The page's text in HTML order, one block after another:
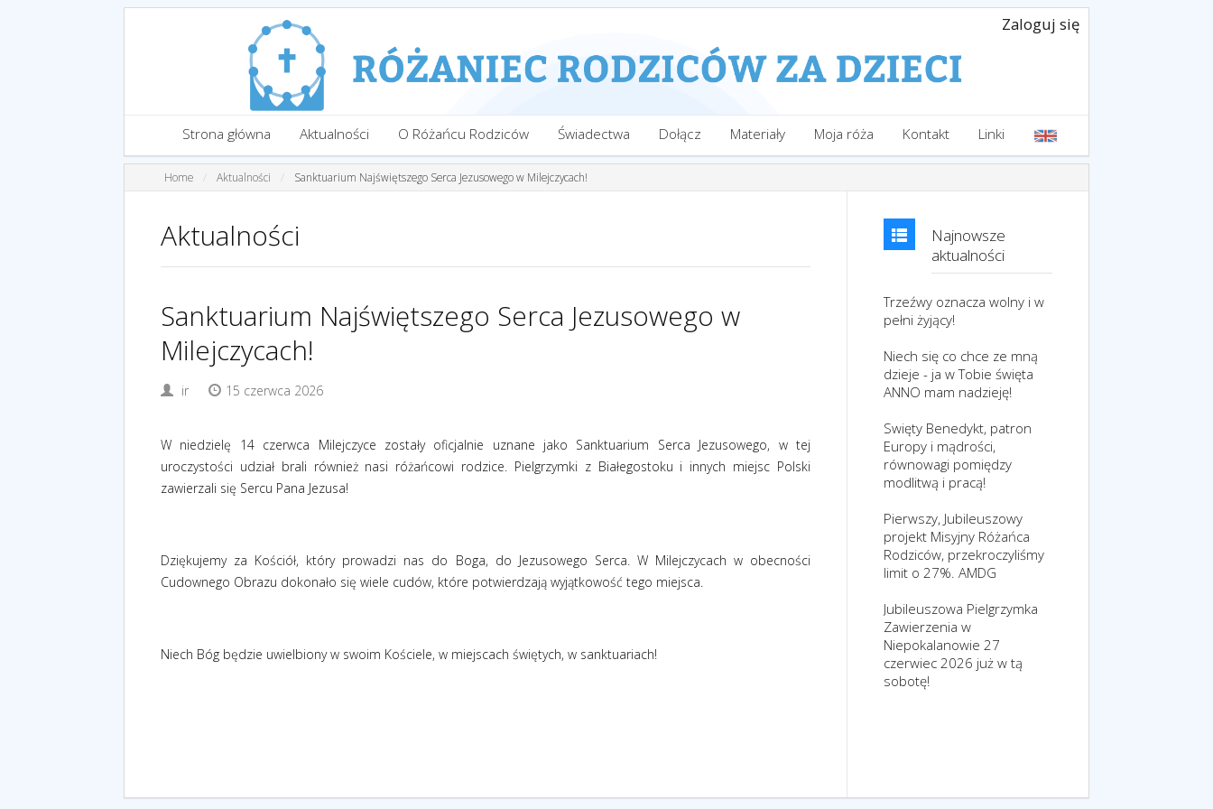
Zaloguj się
Strona główna Aktualności O Różańcu Rodziców Świadectwa Dołącz Materiały Moja róża Kontakt Linki
Home Aktualności Sanktuarium Najświętszego Serca Jezusowego w Milejczycach!
Aktualności
Sanktuarium Najświętszego Serca Jezusowego w
Milejczycach!
ir 15 czerwca 2026
W niedzielę 14 czerwca Milejczyce zostały oficjalnie uznane jako Sanktuarium Serca Jezusowego, w tej
uroczystości udział brali również nasi różańcowi rodzice. Pielgrzymki z Białegostoku i innych miejsc Polski
zawierzali się Sercu Pana Jezusa!
Dziękujemy za Kościół, który prowadzi nas do Boga, do Jezusowego Serca. W Milejczycach w obecności
Cudownego Obrazu dokonało się wiele cudów, które potwierdzają wyjątkowość tego miejsca.
Niech Bóg będzie uwielbiony w swoim Kościele, w miejscach świętych, w sanktuariach!
Najnowsze
aktualności
Trzeźwy oznacza wolny i w
pełni żyjący!
Niech się co chce ze mną
dzieje - ja w Tobie święta
ANNO mam nadzieję!
Swięty Benedykt, patron
Europy i mądrości,
równowagi pomiędzy
modlitwą i pracą!
Pierwszy, Jubileuszowy
projekt Misyjny Różańca
Rodziców, przekroczyliśmy
limit o 27%. AMDG
Jubileuszowa Pielgrzymka
Zawierzenia w
Niepokalanowie 27
czerwiec 2026 już w tą
sobotę!